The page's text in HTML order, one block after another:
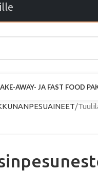
AWAY- JA FAST FOOD